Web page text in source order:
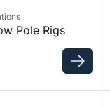
Pole Rigs